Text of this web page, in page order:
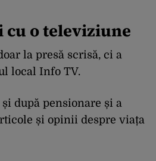
cu o televiziune
la presă scrisă, ci a
local Info TV.
după pensionare și a
și opinii despre viața